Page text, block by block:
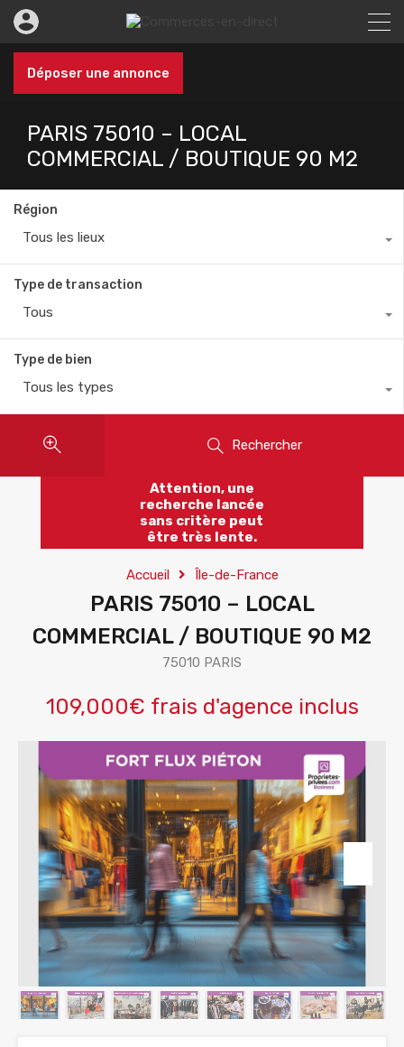
Déposer une annonce
PARIS 75010 – LOCAL
COMMERCIAL / BOUTIQUE 90 M2
Région
Tous les lieux
Type de transaction
Tous
Type de bien
Tous les types
Rechercher
Attention, une
recherche lancée
sans critère peut
être très lente.
Accueil Île-de-France
PARIS 75010 – LOCAL
COMMERCIAL / BOUTIQUE 90 M2
75010 PARIS
109,000€ frais d'agence inclus